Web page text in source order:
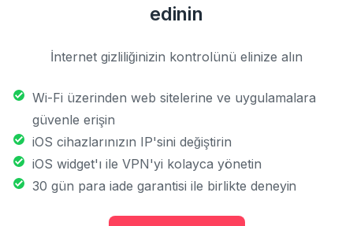
edinin
İnternet gizliliğinizin kontrolünü elinize alın
Wi-Fi üzerinden web sitelerine ve uygulamalara
güvenle erişin
iOS cihazlarınızın IP'sini değiştirin
iOS widget'ı ile VPN'yi kolayca yönetin
30 gün para iade garantisi ile birlikte deneyin